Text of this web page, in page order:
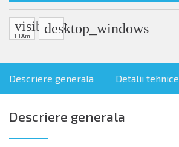
visibility
1-100m desktop_windows
Descriere generala Detalii tehnice
Descriere generala